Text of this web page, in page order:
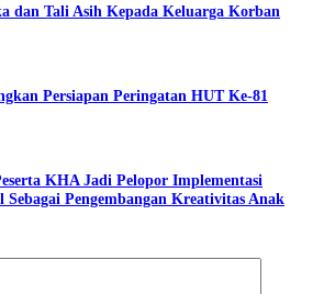
dan Tali Asih Kepada Keluarga Korban
Persiapan Peringatan HUT Ke-81
KHA Jadi Pelopor Implementasi
Pengembangan Kreativitas Anak